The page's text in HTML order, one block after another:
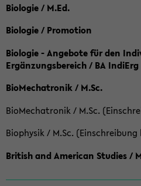
Biologie / M.Ed.
Biologie / Promotion
Biologie - Angebote für den
Ergänzungsbereich / BA IndiErg
BioMechatronik / M.Sc.
BioMechatronik / M.Sc.
Biophysik / M.Sc. (Einschreibung
British and American Studies /